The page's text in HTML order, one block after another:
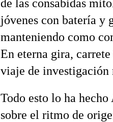
de las consabidas
jóvenes con batería y
manteniendo como
En eterna gira,
viaje de investigación
Todo esto lo ha
sobre el ritmo de